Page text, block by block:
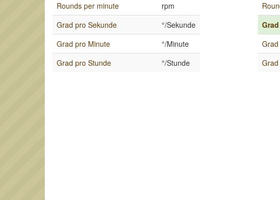
Rounds per minute
rpm
Grad pro Sekunde
°/Sekunde
Grad pro Minute
°/Minute
Grad pro Stunde
°/Stunde